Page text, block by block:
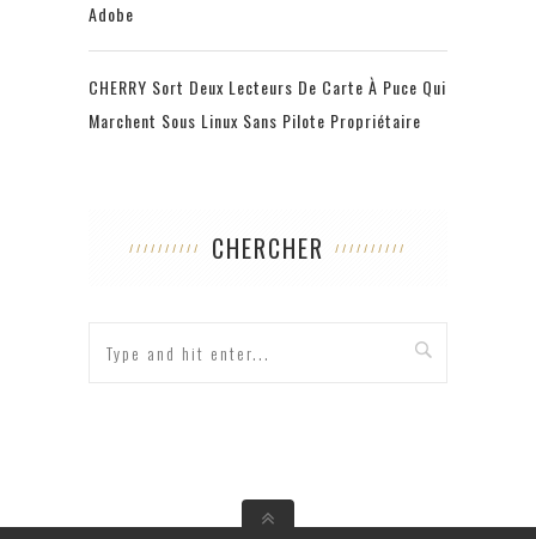
Adobe
CHERRY Sort Deux Lecteurs De Carte À Puce Qui
Marchent Sous Linux Sans Pilote Propriétaire
CHERCHER